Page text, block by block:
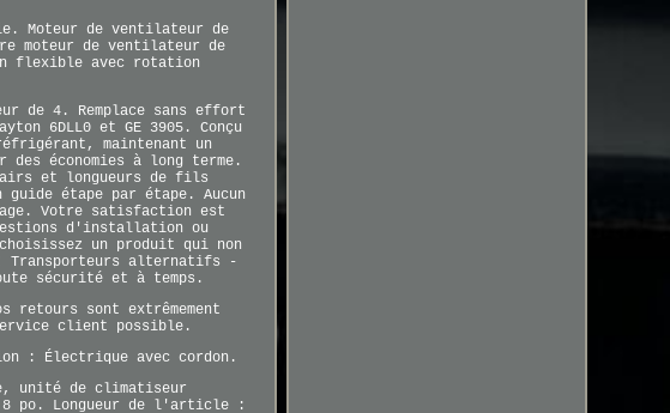
Moteur de ventilateur de
moteur de ventilateur de
flexible avec rotation
de 4. Remplace sans effort
6DLL0 et GE 3905. Conçu
maintenant un
économies à long terme.
et longueurs de fils
étape par étape. Aucun
Votre satisfaction est
d'installation ou
un produit qui non
! Transporteurs alternatifs -
sécurité et à temps.
sont extrêmement
client possible.
: Électrique avec cordon.
unité de climatiseur
po. Longueur de l'article :